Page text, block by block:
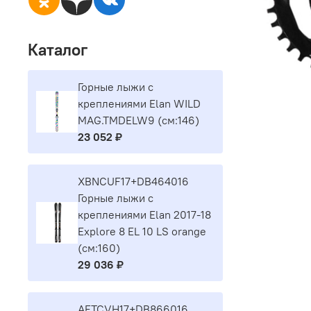
Каталог
Горные лыжи с
креплениями Elan WILD
MAG.TMDELW9 (см:146)
23 052 ₽
XBNCUF17+DB464016
Горные лыжи с
креплениями Elan 2017-18
Explore 8 EL 10 LS orange
(см:160)
29 036 ₽